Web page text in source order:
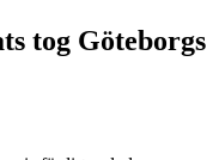
tog Göteborgs